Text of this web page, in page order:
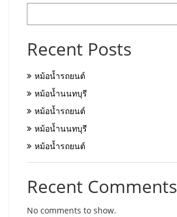
Recent Posts
หม้อน้ำรถยนต์
หม้อน้ำนนทบุรี
หม้อน้ำรถยนต์
หม้อน้ำนนทบุรี
หม้อน้ำรถยนต์
Recent Comments
No comments to show.